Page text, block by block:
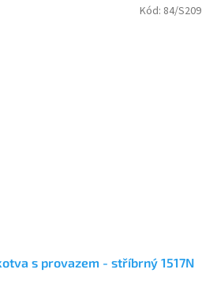
s provazem - stříbrný 1517N
Kód: 84/S209